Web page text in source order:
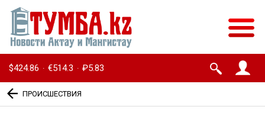
$424.86 · €514.3 · ₽5.83
ПРОИСШЕСТВИЯ